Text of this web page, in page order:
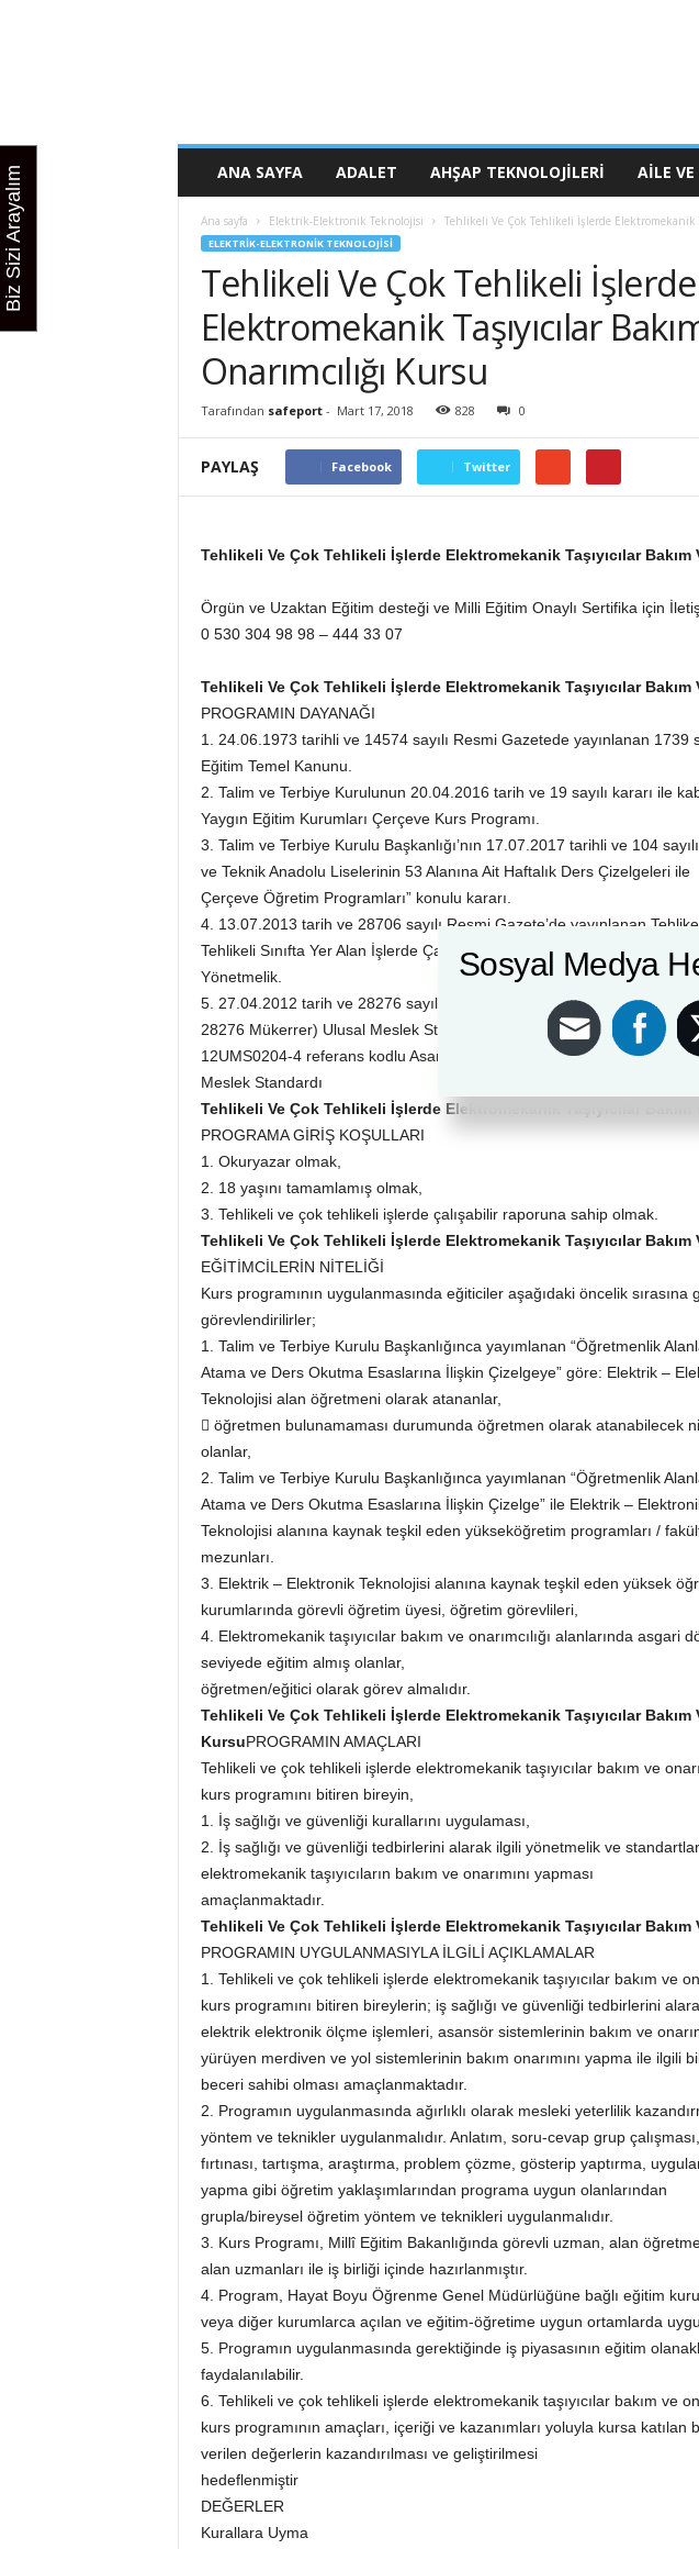
ANA SAYFA ADALET AHŞAP TEKNOLOJILERI AILE
Ana sayfa Elektrik-Elektronik Teknolojisi Tehlikeli Ve Çok Tehlikeli İşlerde Elektromekanik
ELEKTRIK-ELEKTRONIK TEKNOLOJISI
Tehlikeli Ve Çok Tehlikeli İşlerde
Elektromekanik Taşıyıcılar
Onarımcılığı Kursu
Tarafından safeport- Mart 17, 2018 828 0
PAYLAŞ Facebook Twitter
Tehlikeli Ve Çok Tehlikeli İşlerde Elektromekanik Taşıyıcılar Bakım
Örgün ve Uzaktan Eğitim desteği ve Milli Eğitim Onaylı Sertifika için
0 530 304 98 98 – 444 33 07
Tehlikeli Ve Çok Tehlikeli İşlerde Elektromekanik Taşıyıcılar Bakım
PROGRAMIN DAYANAĞI
1. 24.06.1973 tarihli ve 14574 sayılı Resmi Gazetede yayınlanan 1739
Eğitim Temel Kanunu.
2. Talim ve Terbiye Kurulunun 20.04.2016 tarih ve 19 sayılı kararı ile
Yaygın Eğitim Kurumları Çerçeve Kurs Programı.
3. Talim ve Terbiye Kurulu Başkanlığı’nın 17.07.2017 tarihli ve 104
ve Teknik Anadolu Liselerinin 53 Alanına Ait Haftalık Ders Çizelgeleri ile
Çerçeve Öğretim Programları” konulu kararı.
4. 13.07.2013 tarih ve 28706 sayılı Resmi Gazete’de yayınlanan
Tehlikeli Sınıfta Yer Alan İşlerde Çalıştırılacakların Mesleki Eğitimlerine
Yönetmelik.
5. 27.04.2012 tarih ve 28276 sayılı Resmî Gazete’de yayımlanan
28276 Mükerrer) Ulusal Meslek Standartlarına Dair Tebliğ ekindeki
12UMS0204-4 referans kodlu Asansör Bakım ve Onarımcısı -Seviye 4-
Meslek Standardı
Tehlikeli Ve Çok Tehlikeli İşlerde Elektromekanik Taşıyıcılar Bakım
PROGRAMA GİRİŞ KOŞULLARI
1. Okuryazar olmak,
2. 18 yaşını tamamlamış olmak,
3. Tehlikeli ve çok tehlikeli işlerde çalışabilir raporuna sahip olmak.
Tehlikeli Ve Çok Tehlikeli İşlerde Elektromekanik Taşıyıcılar Bakım
EĞİTİMCİLERİN NİTELİĞİ
Kurs programının uygulanmasında eğiticiler aşağıdaki öncelik sırasına
görevlendirilirler;
1. Talim ve Terbiye Kurulu Başkanlığınca yayımlanan “Öğretmenlik
Atama ve Ders Okutma Esaslarına İlişkin Çizelgeye” göre: Elektrik –
Teknolojisi alan öğretmeni olarak atananlar,
 öğretmen bulunamaması durumunda öğretmen olarak atanabilecek
olanlar,
2. Talim ve Terbiye Kurulu Başkanlığınca yayımlanan “Öğretmenlik
Atama ve Ders Okutma Esaslarına İlişkin Çizelge” ile Elektrik –
Teknolojisi alanına kaynak teşkil eden yükseköğretim programları /
mezunları.
3. Elektrik – Elektronik Teknolojisi alanına kaynak teşkil eden yüksek
kurumlarında görevli öğretim üyesi, öğretim görevlileri,
4. Elektromekanik taşıyıcılar bakım ve onarımcılığı alanlarında asgari
seviyede eğitim almış olanlar,
öğretmen/eğitici olarak görev almalıdır.
Tehlikeli Ve Çok Tehlikeli İşlerde Elektromekanik Taşıyıcılar Bakım
KursuPROGRAMIN AMAÇLARI
Tehlikeli ve çok tehlikeli işlerde elektromekanik taşıyıcılar bakım ve
kurs programını bitiren bireyin,
1. İş sağlığı ve güvenliği kurallarını uygulaması,
2. İş sağlığı ve güvenliği tedbirlerini alarak ilgili yönetmelik ve
elektromekanik taşıyıcıların bakım ve onarımını yapması
amaçlanmaktadır.
Tehlikeli Ve Çok Tehlikeli İşlerde Elektromekanik Taşıyıcılar Bakım
PROGRAMIN UYGULANMASIYLA İLGİLİ AÇIKLAMALAR
1. Tehlikeli ve çok tehlikeli işlerde elektromekanik taşıyıcılar bakım ve
kurs programını bitiren bireylerin; iş sağlığı ve güvenliği tedbirlerini
elektrik elektronik ölçme işlemleri, asansör sistemlerinin bakım ve
yürüyen merdiven ve yol sistemlerinin bakım onarımını yapma ile ilgili
beceri sahibi olması amaçlanmaktadır.
2. Programın uygulanmasında ağırlıklı olarak mesleki yeterlilik
yöntem ve teknikler uygulanmalıdır. Anlatım, soru-cevap grup
fırtınası, tartışma, araştırma, problem çözme, gösterip yaptırma,
yapma gibi öğretim yaklaşımlarından programa uygun olanlarından
grupla/bireysel öğretim yöntem ve teknikleri uygulanmalıdır.
3. Kurs Programı, Millî Eğitim Bakanlığında görevli uzman, alan
alan uzmanları ile iş birliği içinde hazırlanmıştır.
4. Program, Hayat Boyu Öğrenme Genel Müdürlüğüne bağlı eğitim
veya diğer kurumlarca açılan ve eğitim-öğretime uygun ortamlarda
5. Programın uygulanmasında gerektiğinde iş piyasasının eğitim
faydalanılabilir.
6. Tehlikeli ve çok tehlikeli işlerde elektromekanik taşıyıcılar bakım ve
kurs programının amaçları, içeriği ve kazanımları yoluyla kursa katılan
verilen değerlerin kazandırılması ve geliştirilmesi
hedeflenmiştir
DEĞERLER
Kurallara Uyma
Sosyal Medya
Biz Sizi Arayalım